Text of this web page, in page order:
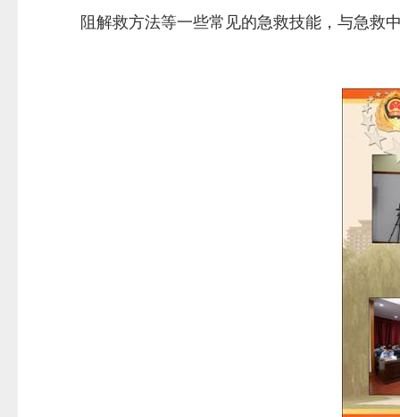
阻解救方法等一些常见的急救技能，与急救